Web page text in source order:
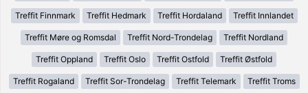
Treffit Finnmark Treffit Hedmark Treffit Hordaland Treffit Innlandet
Treffit Møre og Romsdal Treffit Nord-Trondelag Treffit Nordland
Treffit Oppland Treffit Oslo Treffit Ostfold Treffit Østfold
Treffit Rogaland Treffit Sor-Trondelag Treffit Telemark Treffit Troms